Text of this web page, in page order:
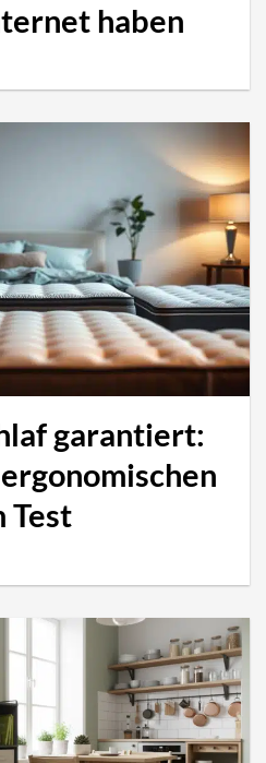
haben
garantiert:
Test